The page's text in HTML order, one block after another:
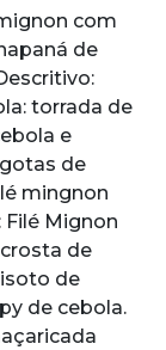
com
de
torrada de
e
de
mingnon
Mignon
de
de
de cebola.